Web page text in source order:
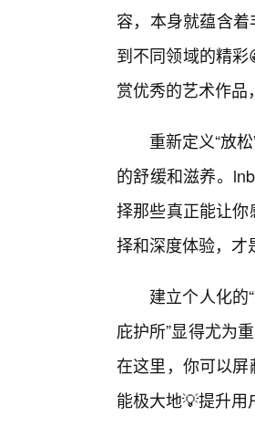
容，本身就蕴含
到不同领域的精
赏优秀的艺术作
重新定义“放
的舒缓和滋养。
择那些真正能让
择和深度体验，才
建立个人化的
庇护所”显得尤为
在这里，你可以
能极大地💡提升用